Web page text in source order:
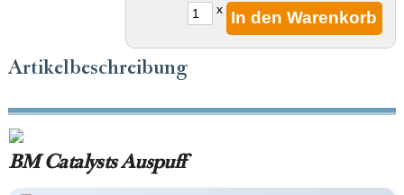
x
Artikelbeschreibung
BM Catalysts Auspuff